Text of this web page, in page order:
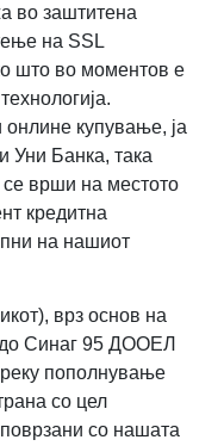
во заштитена
на SSL
што во моментов е
купување, ја
Уни Банка, така
врши на местото
кредитна
на нашиот
врз основ на
до Синаг 95 ДООЕЛ
пополнување
со цел
со нашата